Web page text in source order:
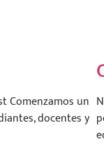
Comenzamos un
docentes y